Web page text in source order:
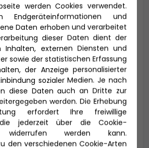
werden Cookies verwendet.
Endgeräteinformationen und
Daten erhoben und verarbeitet
dieser Daten dient der
Inhalten, externen Diensten und
sowie der statistischen Erfassung
der Anzeige personalisierter
sozialer Medien. Je nach
diese Daten auch an Dritte zur
werden. Die Erhebung
erfordert Ihre freiwillige
jederzeit über die Cookie-
widerrufen werden kann.
den verschiedenen Cookie-Arten